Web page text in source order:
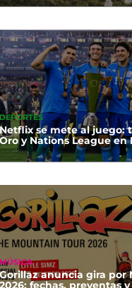
DEPORTES
Netflix se mete al juego:
Oro y Nations League en
MÚSICA
Gorillaz anuncia gira por
2026: fechas, preventas